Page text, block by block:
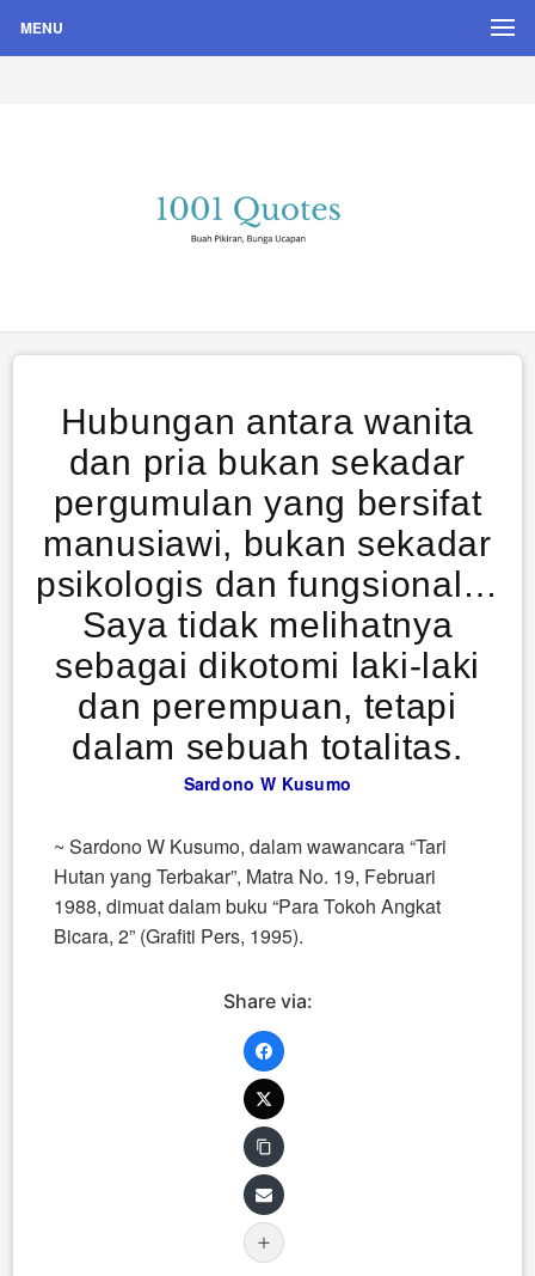
MENU
Quote Hari Puisi
Hubungan antara wanita
dan pria bukan sekadar
pergumulan yang bersifat
manusiawi, bukan sekadar
psikologis dan fungsional…
Saya tidak melihatnya
sebagai dikotomi laki-laki
dan perempuan, tetapi
dalam sebuah totalitas.
Sardono W Kusumo
~ Sardono W Kusumo, dalam wawancara “Tari
Hutan yang Terbakar”, Matra No. 19, Februari
1988, dimuat dalam buku “Para Tokoh Angkat
Bicara, 2” (Grafiti Pers, 1995).
Share via: